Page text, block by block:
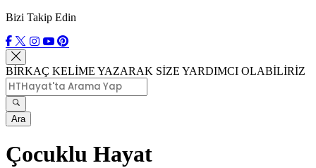
Bizi Takip Edin
BİRKAÇ KELİME YAZARAK SİZE YARDIMCI OLABİLİRİZ
Ara
Çocuklu Hayat